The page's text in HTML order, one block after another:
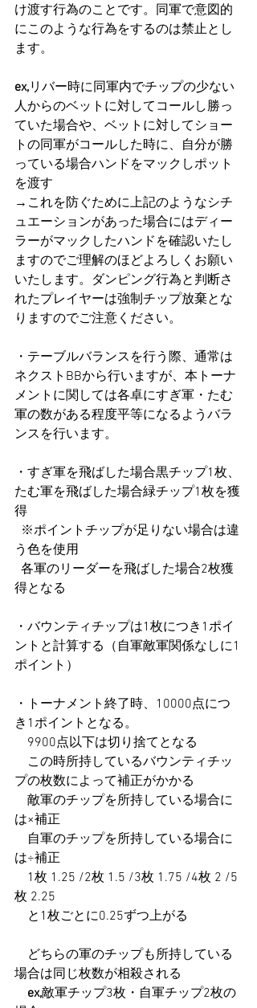
け渡す行為のことです。同軍で意図的
にこのような行為をするのは禁止とし
ます。
ex,リバー時に同軍内でチップの少ない
人からのベットに対してコールし勝っ
ていた場合や、ベットに対してショー
トの同軍がコールした時に、自分が勝
っている場合ハンドをマックしポット
を渡す
→これを防ぐために上記のようなシチ
ュエーションがあった場合にはディー
ラーがマックしたハンドを確認いたし
ますのでご理解のほどよろしくお願い
いたします。ダンピング行為と判断さ
れたプレイヤーは強制チップ放棄とな
りますのでご注意ください。
・テーブルバランスを行う際、通常は
ネクストBBから行いますが、本トーナ
メントに関しては各卓にすぎ軍・たむ
軍の数がある程度平等になるようバラ
ンスを行います。
・すぎ軍を飛ばした場合黒チップ1枚、
たむ軍を飛ばした場合緑チップ1枚を獲
得
※ポイントチップが足りない場合は違
う色を使用
各軍のリーダーを飛ばした場合2枚獲
得となる
・バウンティチップは1枚につき1ポイ
ントと計算する（自軍敵軍関係なしに1
ポイント）
・トーナメント終了時、10000点につ
き1ポイントとなる。
9900点以下は切り捨てとなる
この時所持しているバウンティチッ
プの枚数によって補正がかかる
敵軍のチップを所持している場合に
は×補正
自軍のチップを所持している場合に
は÷補正
1枚 1.25 /2枚 1.5 /3枚 1.75 /4枚 2 /5
枚 2.25
と1枚ごとに0.25ずつ上がる
どちらの軍のチップも所持している
場合は同じ枚数が相殺される
ex,敵軍チップ3枚・自軍チップ2枚の